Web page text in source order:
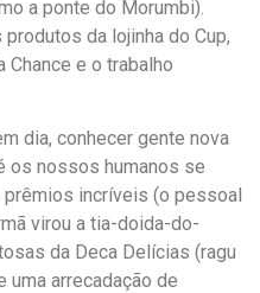
a ponte do Morumbi).
da lojinha do Cup,
Chance e o trabalho
dia, conhecer gente nova
os nossos humanos se
prêmios incríveis (o pessoal
virou a tia-doida-do-
da Deca Delícias (ragu
uma arrecadação de